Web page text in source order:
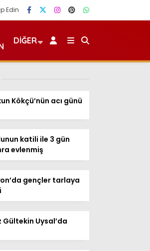
Edin
DIĞER
Kökçü’nün acı günü
katili ile 3 gün
evlenmiş
gençler tarlaya
Gültekin Uysal’da